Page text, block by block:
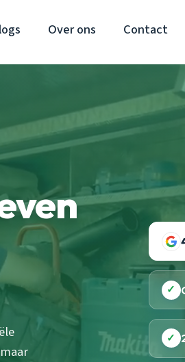
Over ons Contact
✓
✓